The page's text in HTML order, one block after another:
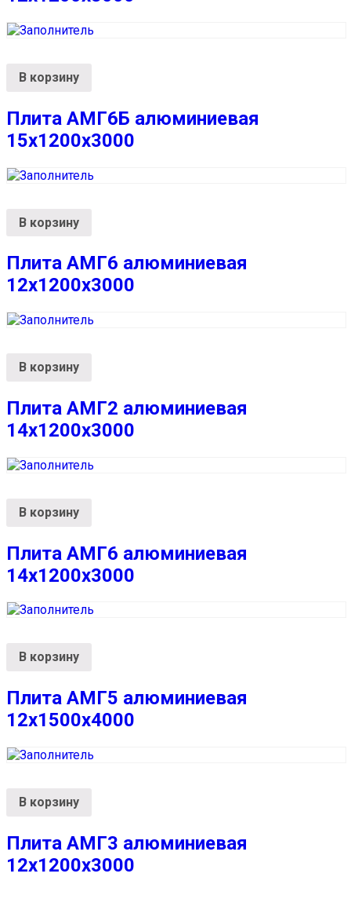
В корзину
Плита АМГ6Б алюминиевая
15x1200x3000
В корзину
Плита АМГ6 алюминиевая
12x1200x3000
В корзину
Плита АМГ2 алюминиевая
14x1200x3000
В корзину
Плита АМГ6 алюминиевая
14x1200x3000
В корзину
Плита АМГ5 алюминиевая
12x1500x4000
В корзину
Плита АМГ3 алюминиевая
12x1200x3000